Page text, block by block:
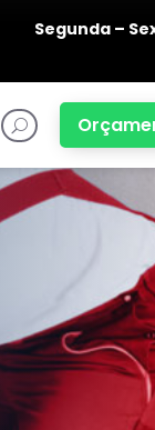
Segunda –
U